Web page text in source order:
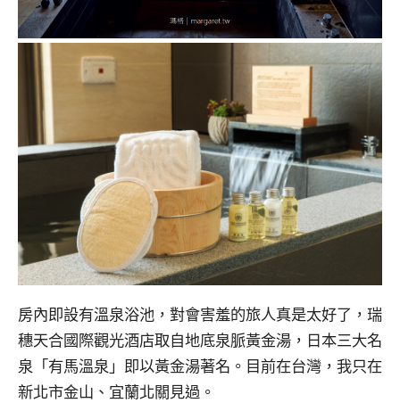
房內即設有溫泉浴池，對會害羞的旅人真是太好了，瑞
穗天合國際觀光酒店取自地底泉脈黃金湯，日本三大名
泉「有馬溫泉」即以黃金湯著名。目前在台灣，我只在
新北市金山、宜蘭北關見過。